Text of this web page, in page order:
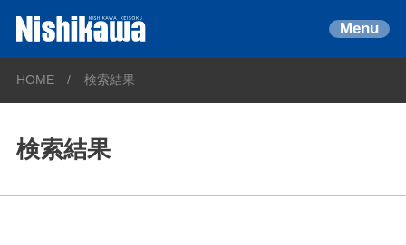
Menu
HOME 検索結果
検索結果